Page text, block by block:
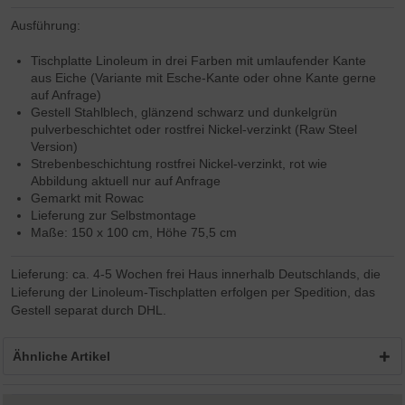
Ausführung:
Tischplatte Linoleum in drei Farben mit umlaufender Kante
aus Eiche (Variante mit Esche-Kante oder ohne Kante gerne
auf Anfrage)
Gestell Stahlblech, glänzend schwarz und dunkelgrün
pulverbeschichtet oder rostfrei Nickel-verzinkt (Raw Steel
Version)
Strebenbeschichtung rostfrei Nickel-verzinkt, rot wie
Abbildung aktuell nur auf Anfrage
Gemarkt mit Rowac
Lieferung zur Selbstmontage
Maße: 150 x 100 cm, Höhe 75,5 cm
Lieferung: ca. 4-5 Wochen frei Haus innerhalb Deutschlands, die
Lieferung der Linoleum-Tischplatten erfolgen per Spedition, das
Gestell separat durch DHL.
Ähnliche Artikel